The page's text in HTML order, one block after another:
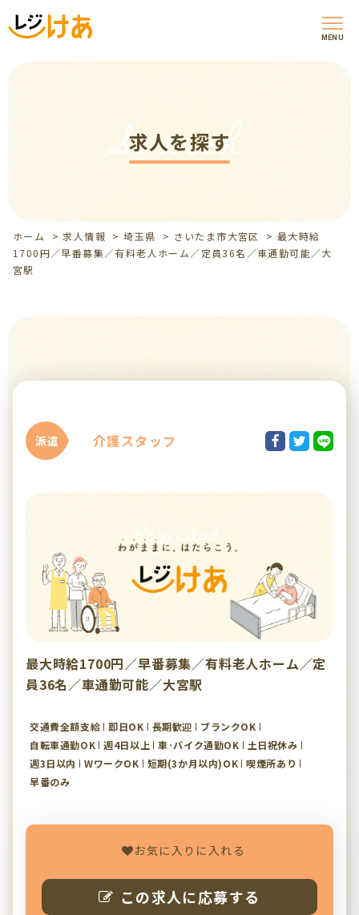
MENU
求人を探す
Search
ホーム >求人情報 >埼玉県 > さいたま市大宮区 >最大時給
1700円／早番募集／有料老人ホーム／定員36名／車通勤可能／大
宮駅
派遣 介護スタッフ
最大時給1700円／早番募集／有料老人ホーム／定
員36名／車通勤可能／大宮駅
交通費全額支給 即日OK 長期歓迎
ブランクOK
自転車通勤OK
週4日以上 車･バイク通勤OK
土日祝休み
週3日以内
WワークOK 短期(3か月以内)OK
喫煙所あり
早番のみ
お気に入りに入れる
この求人に応募する